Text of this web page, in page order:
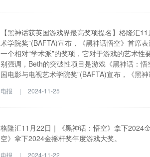
【黑神话获英国游戏界最高奖项提名】格隆汇
术学院奖”(BAFTA)宣布，《黑神话悟空》首席
一个相对“学术派”的奖项，它对于游戏的艺术
别强调，Beth的突破性项目是游戏《黑神话：
国电影与电视艺术学院奖”(BAFTA)宣布，《黑
提名中，BAFTA特别强调，Beth的突破性项目
电报 | 2024-11-25
格隆汇11月22日｜《黑神话：悟空》拿下2024
空》拿下2024金摇杆奖年度游戏大奖。
电报 | 2024-11-22